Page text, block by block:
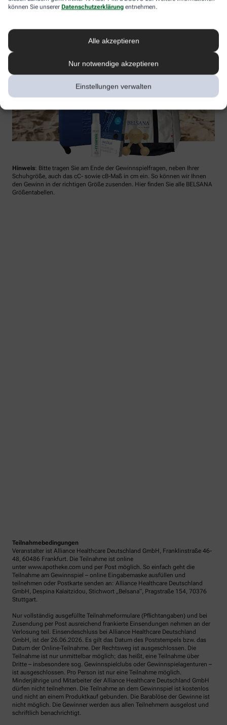
können Sie unserer Datenschutzerklärung entnehmen.
Alle akzeptieren
Nur notwendige akzeptieren
Einstellungen verwalten
Hinweis: Bitte tragen Sie am Ende der Gewinnspielfragen, neben Ihrer
Schuhgröße, auch das cC- sowie cB-Maß in cm ein. So können wir Ihnen
den Gewinn in der richtigen Größe zusenden. Hier finden Sie alle BELSANA
Größentabellen.
Teilnahmebedingungen
Veranstalter ist Alliance Healthcare Deutschland GmbH, Franklinstraße 46-
48, 60486 Frankfurt. Die Teilnahme ist online
unter www.apotheke.com und per Post möglich. So einfach geht die
Teilnahme am Gewinnspiel – online Eingabemaske ausfüllen und
teilnehmen oder Postkarte senden an: Alliance Healthcare Deutschland
GmbH, Despina Kalaitzidou, Stichwort „Belsana“, Pragstraße 154, 70376
Stuttgart.
Nur vollständig ausgefüllte Teilnahmeformulare (Pflichtangaben) und bei
Zusendung per Post ausreichend frankierte Einsendungen nehmen an der
Verlosung teil. Einsendeschluss bei Alliance Healthcare Deutschland
GmbH, ist der 26.06.2026. Es gilt das Datum des Poststempels bzw. das
Datum der Online-Teilnahme. Der Rechtsweg ist ausgeschlossen. Die
Teilnahme ist nur unmittelbar möglich; das heißt, eine Teilnahme über
Dritte – insbesondere sog. Gewinnspielclubs oder Gewinnspielagenturen –
ist ausgeschlossen. Pro Person ist nur eine Teilnahme möglich.
Minderjährige und Mitarbeiter der Alliance Healthcare Deutschland GmbH
dürfen nicht teilnehmen. Die Teilnahme an dem Gewinnspiel ist kostenlos
und nicht an einem Produktkauf gebunden. Die Barablöse der Gewinne ist
nicht möglich. Die Gewinner werden aus allen Teilnehmern ausgelost und
schriftlich benachrichtigt.